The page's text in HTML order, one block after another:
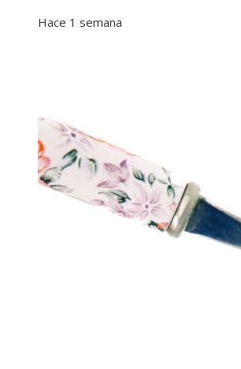
Hace 1 semana